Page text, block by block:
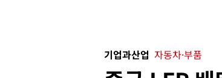
기업과산업 자동차·부품